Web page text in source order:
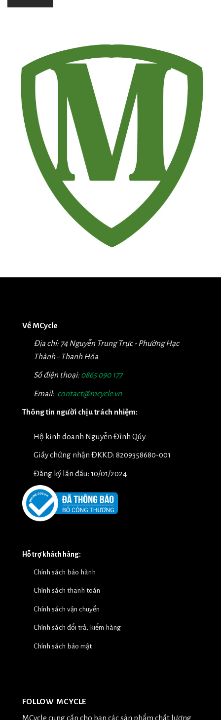
Về MCycle
Địa chỉ: 74 Nguyễn Trung Trực - Phường Hạc
Thành - Thanh Hóa
Số điện thoại: 0865 090 177
Email: contact@mcycle.vn
Thông tin người chịu trách nhiệm:
Hộ kinh doanh Nguyễn Đình Qúy
Giấy chứng nhận ĐKKD: 8209358680-001
Đăng ký lần đầu: 10/01/2024
Hỗ trợ khách hàng:
Chính sách bảo hành
Chính sách thanh toán
Chính sách vận chuyển
Chính sách đổi trả, kiểm hàng
Chính sách bảo mật
FOLLOW MCYCLE
MCycle cung cấp cho bạn các sản phẩm chất lượng